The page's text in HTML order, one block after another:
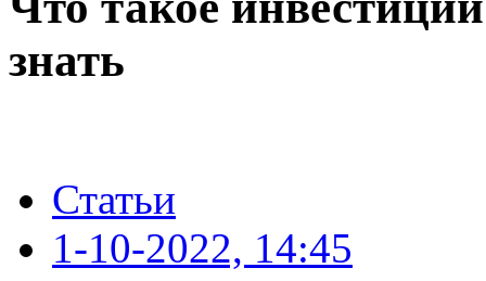
знать
Статьи
1-10-2022, 14:45